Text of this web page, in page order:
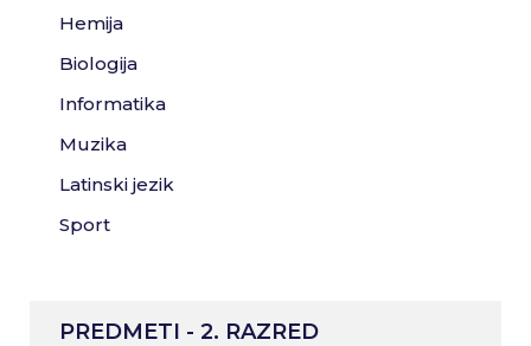
Hemija
Biologija
Informatika
Muzika
Latinski jezik
Sport
PREDMETI - 2. RAZRED